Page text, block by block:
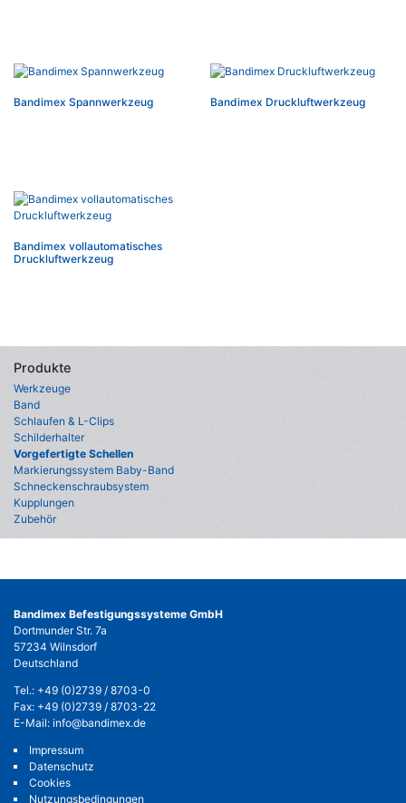
Bandimex Spannwerkzeug Bandimex Druckluftwerkzeug
Bandimex vollautomatisches
Druckluftwerkzeug
Produkte
Werkzeuge
Band
Schlaufen & L-Clips
Schilderhalter
Vorgefertigte Schellen
Markierungssystem Baby-Band
Schneckenschraubsystem
Kupplungen
Zubehör
Bandimex Befestigungssysteme GmbH
Dortmunder Str. 7a
57234 Wilnsdorf
Deutschland
Tel.: +49 (0)2739 / 8703-0
Fax: +49 (0)2739 / 8703-22
E-Mail: info@bandimex.de
Impressum
Datenschutz
Cookies
Nutzungsbedingungen